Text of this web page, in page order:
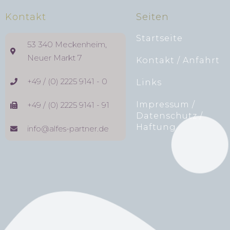
Kontakt
53 340 Meckenheim,
Neuer Markt 7
+49 / (0) 2225 9141 - 0
+49 / (0) 2225 9141 - 91
info@alfes-partner.de
Seiten
Startseite
Kontakt / Anfahrt
Links
Impressum /
Datenschutz /
Haftung